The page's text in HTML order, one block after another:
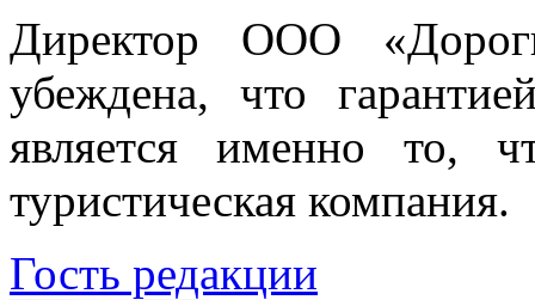
Директор ООО
убеждена, что
является именно то,
туристическая компания.
Гость редакции